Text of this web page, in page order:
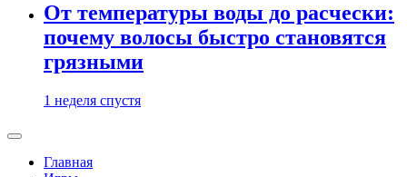
От температуры воды до расчески:
почему волосы быстро становятся
грязными
1 неделя спустя
Главная